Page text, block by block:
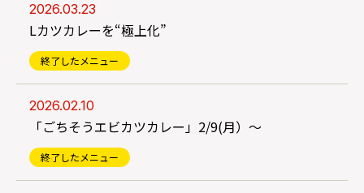
2026.03.23
Lカツカレーを“極上化”
終了したメニュー
2026.02.10
「ごちそうエビカツカレー」2/9(月）～
終了したメニュー